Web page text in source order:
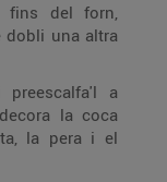
fins del forn,
dobli una altra
a
la coca
la pera i el